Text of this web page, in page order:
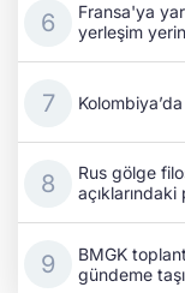
Fransa'ya
yerleşim
Rus gölge
açıklarındaki
BMGK
gündeme